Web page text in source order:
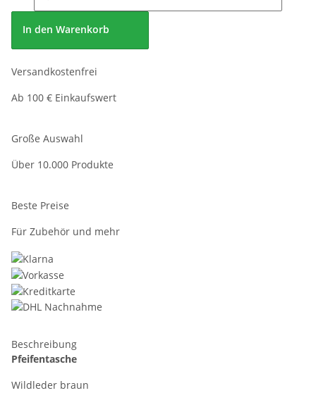
In den Warenkorb
Versandkostenfrei
Ab 100 € Einkaufswert
Große Auswahl
Über 10.000 Produkte
Beste Preise
Für Zubehör und mehr
Beschreibung
Pfeifentasche
Wildleder braun